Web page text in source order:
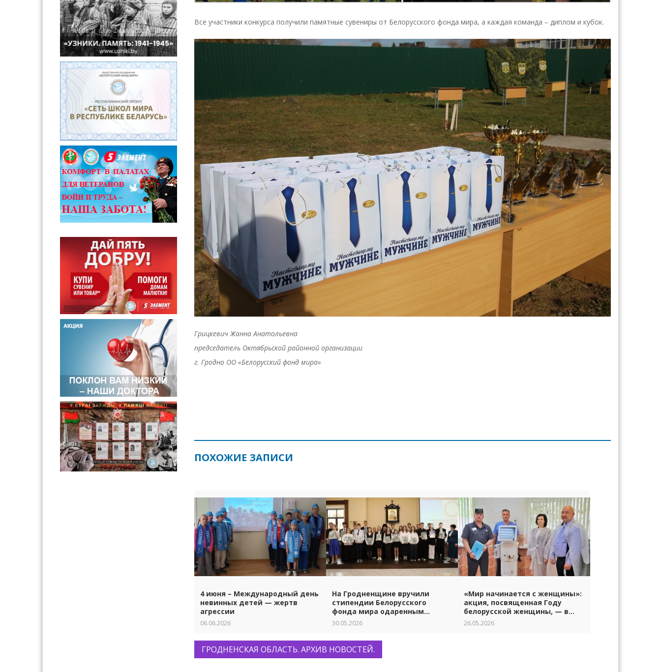
Все участники конкурса получили памятные сувениры от Белорусского фонда мира, а каждая команда – диплом и кубок.
Грицкевич Жанна Анатольевна
председатель Октябрьской районной организации
г. Гродно ОО «Белорусский фонд мира»
ПОХОЖИЕ ЗАПИСИ
4 июня – Международный день
невинных детей — жертв
агрессии
06.06.2026
На Гродненщине вручили
стипендии Белорусского
фонда мира одаренным
ученикам и студентам.
30.05.2026
«Мир начинается с женщины»:
акция, посвященная Году
белорусской женщины, — в
Гродно
26.05.2026
ГРОДНЕНСКАЯ ОБЛАСТЬ. АРХИВ НОВОСТЕЙ.